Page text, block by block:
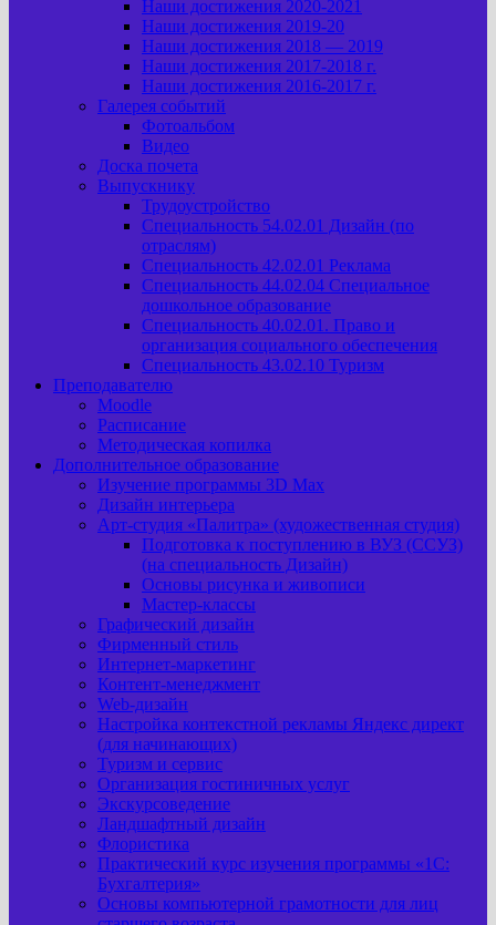
Наши достижения 2020-2021
Наши достижения 2019-20
Наши достижения 2018 — 2019
Наши достижения 2017-2018 г.
Наши достижения 2016-2017 г.
Галерея событий
Фотоальбом
Видео
Доска почета
Выпускнику
Трудоустройство
Специальность 54.02.01 Дизайн (по
отраслям)
Специальность 42.02.01 Реклама
Специальность 44.02.04 Специальное
дошкольное образование
Специальность 40.02.01. Право и
организация социального обеспечения
Специальность 43.02.10 Туризм
Преподавателю
Moodle
Расписание
Методическая копилка
Дополнительное образование
Изучение программы 3D Max
Дизайн интерьера
Арт-cтудия «Палитра» (художественная студия)
Подготовка к поступлению в ВУЗ (ССУЗ)
(на специальность Дизайн)
Основы рисунка и живописи
Мастер-классы
Графический дизайн
Фирменный стиль
Интернет-маркетинг
Контент-менеджмент
Web-дизайн
Настройка контекстной рекламы Яндекс директ
(для начинающих)
Туризм и сервис
Организация гостиничных услуг
Экскурсоведение
Ландшафтный дизайн
Флористика
Практический курс изучения программы «1С:
Бухгалтерия»
Основы компьютерной грамотности для лиц